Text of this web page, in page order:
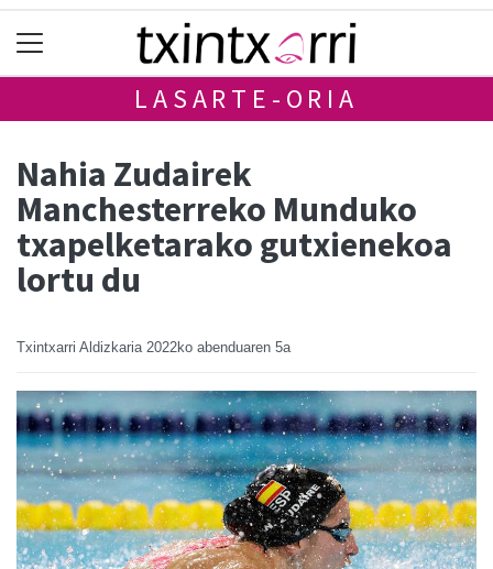
LASARTE-ORIA
Nahia Zudairek
Manchesterreko Munduko
txapelketarako gutxienekoa
lortu du
Txintxarri Aldizkaria 2022ko abenduaren 5a